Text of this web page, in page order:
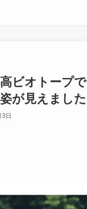
ビオトープ
が見えました
日